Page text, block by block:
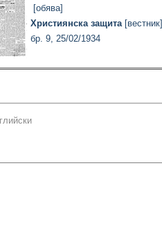
[обява]
Християнска защита[вестник]
бр. 9, 25/02/1934